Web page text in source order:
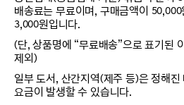
배송료는 무료이며, 구매금액이
3,000원입니다.
(단, 상품명에 “무료배송”으로 표기된
제외)
일부 도서, 산간지역(제주 등)은 정해
요금이 발생할 수 있습니다.